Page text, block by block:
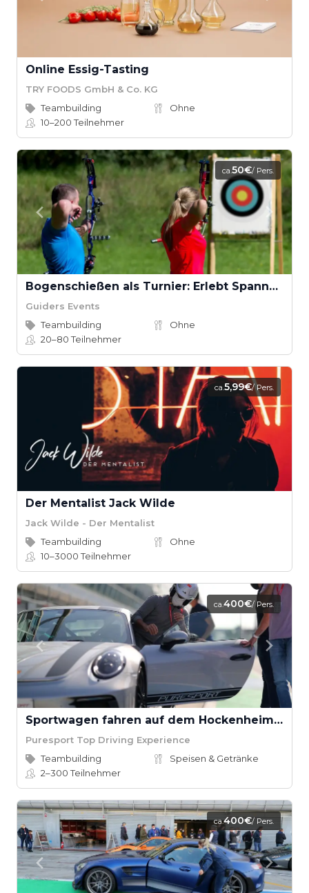
Online Essig-Tasting
TRY FOODS GmbH & Co. KG
Teambuilding
Ohne
10–200Teilnehmer
ca.50€/ Pers.
Bogenschießen als Turnier: Erlebt Spannung und Fokus
Guiders Events
Teambuilding
Ohne
20–80Teilnehmer
ca.5,99€/ Pers.
Der Mentalist Jack Wilde
Jack Wilde - Der Mentalist
Teambuilding
Ohne
10–3000Teilnehmer
ca.400€/ Pers.
Sportwagen fahren auf dem Hockenheimring
Puresport Top Driving Experience
Teambuilding
Speisen & Getränke
2–300Teilnehmer
ca.400€/ Pers.